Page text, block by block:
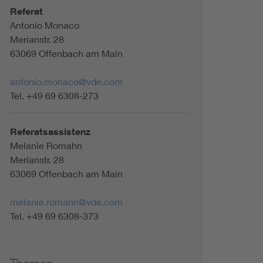
Referat
Antonio Monaco
Merianstr. 28
63069 Offenbach am Main
antonio.monaco@vde.com
Tel. +49 69 6308-273
Referatsassistenz
Melanie Romahn
Merianstr. 28
63069 Offenbach am Main
melanie.romahn@vde.com
Tel. +49 69 6308-373